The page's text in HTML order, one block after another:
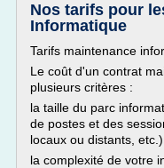
Nos tarifs pour
Informatique
Tarifs maintenance
Le coût d'un contrat
plusieurs critères :
la taille du parc
de postes et des
locaux ou distants, etc.)
la complexité de votre